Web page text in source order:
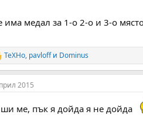
медал за 1-о 2-о и 3-о
TeXHo, pavloffи Dominus
2015
ме, пък я дойда я не дойда